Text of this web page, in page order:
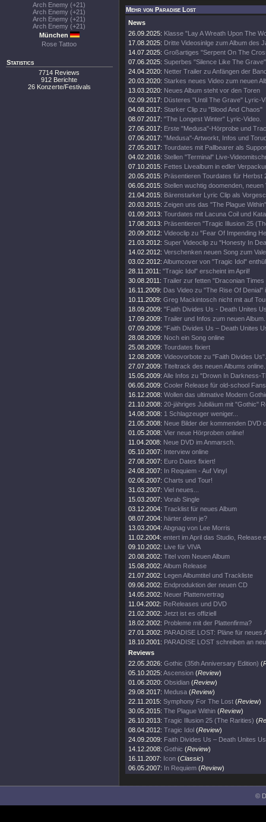
Arch Enemy (+21)
Arch Enemy (+21)
Arch Enemy (+21)
Arch Enemy (+21)
München
Rose Tattoo
Statistics
7714 Reviews
912 Berichte
26 Konzerte/Festivals
Mehr von Paradise Lost
News
26.09.2025: Klasse "Lay A Wreath Upon The
17.08.2025: Dritte Videosinlge zum Album des
14.07.2025: Großartiges "Serpent On The
07.06.2025: Superbes "Silence Like The
24.04.2020: Netter Trailer zu Anfängen der
20.03.2020: Starkes neues Video zum neuen
13.03.2020: Neues Album steht vor den Toren
02.09.2017: Düsteres "Until The Grave" Lyric-
04.08.2017: Starker Clip zu "Blood And Chaos"
08.07.2017: "The Longest Winter" Lyric-Video.
27.06.2017: Erste "Medusa"-Hörprobe und
07.06.2017: "Medusa"-Artworkt, Infos und
27.05.2017: Tourdates mit Pallbearer als
04.02.2016: Stellen "Terminal" Live-
07.10.2015: Fettes Livealbum in edler
20.05.2015: Präsentieren Tourdates für Herbst
06.05.2015: Stellen wuchtig doomenden, neuen
21.04.2015: Bärenstarker Lyric Clip als
20.03.2015: Zeigen uns das "The Plague
01.09.2013: Tourdates mit Lacuna Coil und
17.08.2013: Präsentieren "Tragic Illusion 25
20.09.2012: Videoclip zu "Fear Of Impending
21.03.2012: Super Videoclip zu "Honesty In
14.02.2012: Verschenken neuen Song zum
03.02.2012: Albumcover von "Tragic Idol"
28.11.2011: "Tragic Idol" erscheint im April!
30.08.2011: Trailer zur fetten "Draconian Times
16.11.2009: Das Video zu "The Rise Of Denial"
10.11.2009: Greg Mackintosch nicht mit auf
18.09.2009: "Faith Divides Us - Death Unites
17.09.2009: Trailer und Infos zum neuen Album.
07.09.2009: "Faith Divides Us – Death Unites
28.08.2009: Noch ein Song online
25.08.2009: Tourdates fixiert
12.08.2009: Videovorbote zu "Faith Divides Us".
27.07.2009: Titeltrack des neuen Albums online.
15.05.2009: Alle Infos zu "Drown In Darkness-
06.05.2009: Cooler Release für old-school
16.12.2008: Wollen das ultimative Modern
21.10.2008: 20-jähriges Jubiläum mit "Gothic"
14.08.2008: 1 Schlagzeuger weniger...
21.05.2008: Neue Bilder der kommenden DVD
01.05.2008: Vier neue Hörproben online!
11.04.2008: Neue DVD im Anmarsch.
05.10.2007: Interview online
27.08.2007: Euro Dates fixiert!
24.08.2007: In Requiem - Auf Vinyl
02.06.2007: Charts und Tour!
31.03.2007: Viel neues...
15.03.2007: Vorab Single
03.12.2004: Tracklist für neues Album
08.07.2004: härter denn je?
13.03.2004: Abgnag von Lee Morris
11.02.2004: entert im April das Studio, Release
09.10.2002: Live für VIVA
20.08.2002: Titel vom Neuen Album
15.08.2002: Album Release
21.07.2002: Legen Albumtitel und Trackliste
09.06.2002: Endproduktion der neuen CD
14.05.2002: Neuer Plattenvertrag
11.04.2002: ReReleases und DVD
21.02.2002: Jetzt ist es offiziell
18.02.2002: Probleme mit der Plattenfirma?
27.01.2002: PARADISE LOST: Pläne für neues
18.10.2001: PARADISE LOST schreiben an
Reviews
22.05.2026: Gothic (35th Anniversary Edition) (
05.10.2025: Ascension (Review)
01.06.2020: Obsidian (Review)
29.08.2017: Medusa (Review)
22.11.2015: Symphony For The Lost (Review)
30.05.2015: The Plague Within (Review)
26.10.2013: Tragic Illusion 25 (The Rarities) (
08.04.2012: Tragic Idol (Review)
24.09.2009: Faith Divides Us – Death Unites Us
14.12.2008: Gothic (Review)
16.11.2007: Icon (Classic)
06.05.2007: In Requiem (Review)
©